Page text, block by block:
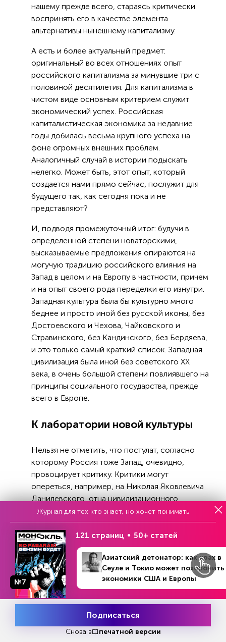
№36 (1355) В номере
нашему прежде всего, стараясь критически
воспринять его в качестве элемента
альтернативы нынешнему капитализму.
А есть и более актуальный предмет:
оригинальный во всех отношениях опыт
российского капитализма за минувшие три с
половиной десятилетия. Для капитализма в
чистом виде основным критерием служит
экономический успех. Российская
капиталистическая экономика за недавние
годы добилась весьма крупного успеха на
фоне огромных внешних проблем.
Аналогичный случай в истории подыскать
нелегко. Может быть, этот опыт, который
создается нами прямо сейчас, послужит для
будущего так, как сегодня пока и не
представляют?
И, подводя промежуточный итог: будучи в
определенной степени новаторскими,
высказываемые предложения опираются на
могучую традицию российского влияния на
Запад в целом и на Европу в частности, причем
и на опыт своего рода переделки его изнутри.
Западная культура была бы культурно много
беднее и просто иной без русской иконы, без
Достоевского и Чехова, Чайковского и
Стравинского, без Кандинского, без Бердяева,
и это только самый краткий список. Западная
цивилизация была иной без советского XX
века, в очень большой степени повлиявшего на
принципы социального государства, прежде
всего в Европе.
К лаборатории новой культуры
Нельзя не отметить, что постулат, согласно
которому Россия тоже Запад, очевидно,
провоцирует критику. Критики могут
опереться, например, на Николая Яковлевича
Данилевского, отца цивилизационного
подхода к истории и политической
философии, необычайно к тому же
симпатичного в своем отстаивании русской
самостоятельности и русской правоты в
международных делах. Россия не Европа,
вполне убедительно утверждает он,
разграничивая романо-германскую и
славянскую цивилизации. И сетует по поводу
таки оказался европеизирован, отделившись
тем самым от народного большинства.
Попробовать
Журнал для тех кто знает, но хочет понимать
№7
121 страниц 50+ статей
Азиатский детонатор: как крах в
Сеуле и Токио может похоронить
экономики США и Европы
Подписаться
Снова в печатной версии